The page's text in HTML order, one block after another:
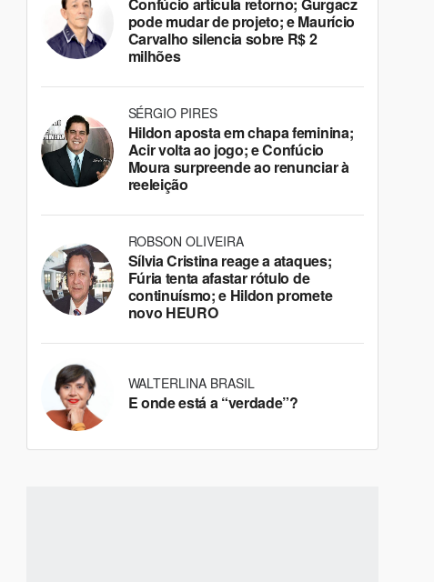
Confúcio articula retorno; Gurgacz
pode mudar de projeto; e Maurício
Carvalho silencia sobre R$ 2
milhões
SÉRGIO PIRES
Hildon aposta em chapa feminina;
Acir volta ao jogo; e Confúcio
Moura surpreende ao renunciar à
reeleição
ROBSON OLIVEIRA
Sílvia Cristina reage a ataques;
Fúria tenta afastar rótulo de
continuísmo; e Hildon promete
novo HEURO
WALTERLINA BRASIL
E onde está a “verdade”?